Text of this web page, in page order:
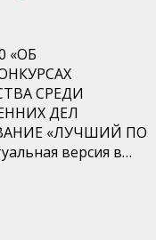
«ОБ
СРЕДИ
ДЕЛ
«ЛУЧШИЙ ПО
версия в…